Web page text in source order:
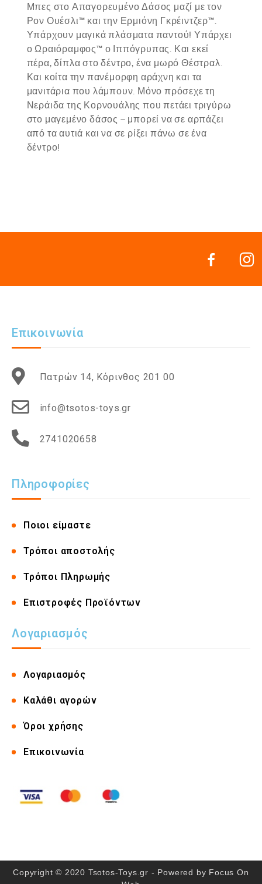
Μπες στο Απαγορευμένο Δάσος μαζί με τον
Ρον Ουέσλι™ και την Ερμιόνη Γκρέιντζερ™.
Υπάρχουν μαγικά πλάσματα παντού! Υπάρχει
ο Ωραιόραμφος™ ο Ιππόγρυπας. Και εκεί
πέρα, δίπλα στο δέντρο, ένα μωρό Θέστραλ.
Και κοίτα την πανέμορφη αράχνη και τα
μανιτάρια που λάμπουν. Μόνο πρόσεχε τη
Νεράιδα της Κορνουάλης που πετάει τριγύρω
στο μαγεμένο δάσος – μπορεί να σε αρπάζει
από τα αυτιά και να σε ρίξει πάνω σε ένα
δέντρο!
Επικοινωνία
Πατρών 14, Κόρινθος 201 00
info@tsotos-toys.gr
2741020658
Πληροφορίες
Ποιοι είμαστε
Τρόποι αποστολής
Τρόποι Πληρωμής
Επιστροφές Προϊόντων
Λογαριασμός
Λογαριασμός
Καλάθι αγορών
Όροι χρήσης
Επικοινωνία
Copyright © 2020 Tsotos-Toys.gr - Powered by Focus On